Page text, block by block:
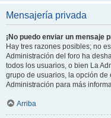
Mensajería privada
¡No puedo enviar un mensaje
Hay tres razones posibles; no
Administración del foro ha
todos los usuarios, o bien La
grupo de usuarios, la opción
Administración para más
Arriba